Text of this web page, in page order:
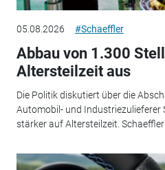
05.08.2026 #Schaeffler
Abbau von 1.300
Altersteilzeit aus
Die Politik diskutiert über die
Automobil- und Industriezulieferer
stärker auf Altersteilzeit. Schaeffler